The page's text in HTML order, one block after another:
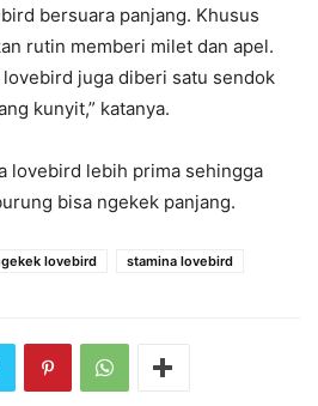
bersuara panjang. Khusus
rutin memberi milet dan apel.
juga diberi satu sendok
kunyit,” katanya.
lovebird lebih prima sehingga
bisa ngekek panjang.
lovebird stamina lovebird